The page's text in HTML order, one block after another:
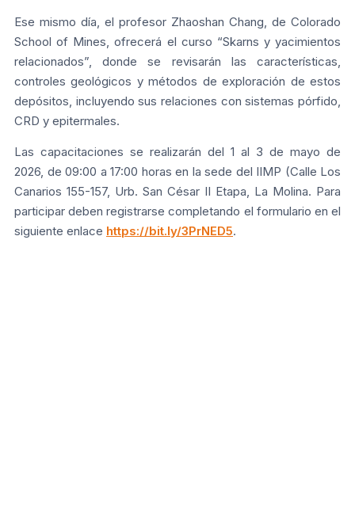
Ese mismo día, el profesor Zhaoshan Chang, de Colorado
School of Mines, ofrecerá el curso “Skarns y yacimientos
relacionados”, donde se revisarán las características,
controles geológicos y métodos de exploración de estos
depósitos, incluyendo sus relaciones con sistemas pórfido,
CRD y epitermales.
Las capacitaciones se realizarán del 1 al 3 de mayo de
2026, de 09:00 a 17:00 horas en la sede del IIMP (Calle Los
Canarios 155-157, Urb. San César II Etapa, La Molina. Para
participar deben registrarse completando el formulario en el
siguiente enlace https://bit.ly/3PrNED5.